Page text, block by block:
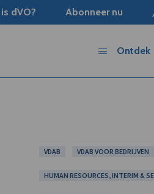
dVO? Abonneer nu
Ontdek
VDAB VDAB VOOR BEDRIJVEN
HUMAN RESOURCES, INTERIM &